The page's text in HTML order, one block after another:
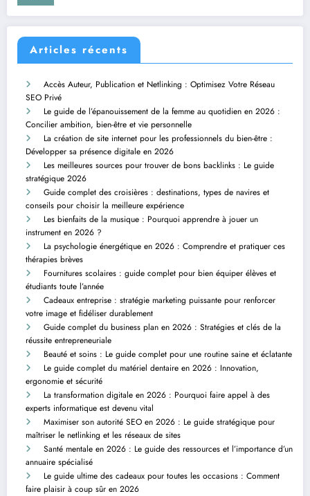
Articles récents
Accès Auteur, Publication et Netlinking : Optimisez Votre Réseau
SEO Privé
Le guide de l’épanouissement de la femme au quotidien en 2026 :
Concilier ambition, bien-être et vie personnelle
La création de site internet pour les professionnels du bien-être :
Développer sa présence digitale en 2026
Les meilleures sources pour trouver de bons backlinks : Le guide
stratégique 2026
Guide complet des croisières : destinations, types de navires et
conseils pour choisir la meilleure expérience
Les bienfaits de la musique : Pourquoi apprendre à jouer un
instrument en 2026 ?
La psychologie énergétique en 2026 : Comprendre et pratiquer ces
thérapies brèves
Fournitures scolaires : guide complet pour bien équiper élèves et
étudiants toute l’année
Cadeaux entreprise : stratégie marketing puissante pour renforcer
votre image et fidéliser durablement
Guide complet du business plan en 2026 : Stratégies et clés de la
réussite entrepreneuriale
Beauté et soins : Le guide complet pour une routine saine et éclatante
Le guide complet du matériel dentaire en 2026 : Innovation,
ergonomie et sécurité
La transformation digitale en 2026 : Pourquoi faire appel à des
experts informatique est devenu vital
Maximiser son autorité SEO en 2026 : Le guide stratégique pour
maîtriser le netlinking et les réseaux de sites
Santé mentale en 2026 : Le guide des ressources et l’importance d’un
annuaire spécialisé
Le guide ultime des cadeaux pour toutes les occasions : Comment
faire plaisir à coup sûr en 2026